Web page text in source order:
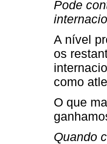
Pode
A nível
os
como
O que
Quando